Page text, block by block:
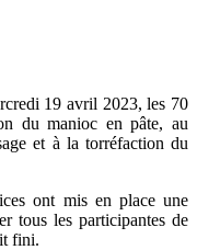
19 avril 2023, les 70
du manioc en pâte, au
et à la torréfaction du
ont mis en place une
tous les participantes de
fini.